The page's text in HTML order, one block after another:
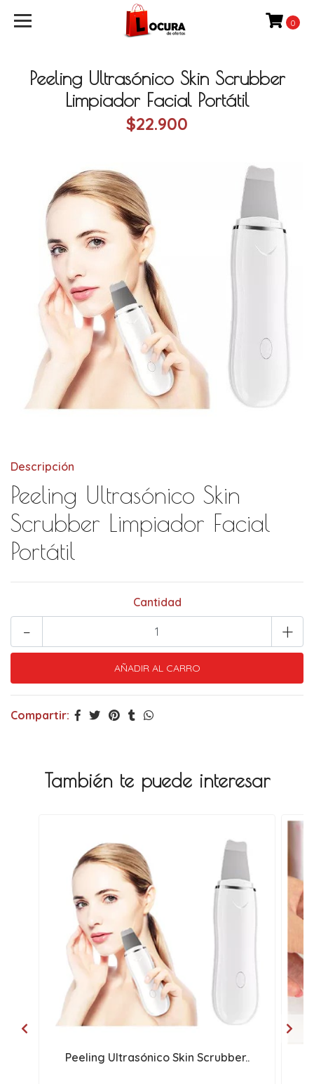
0
Peeling Ultrasónico Skin Scrubber
Limpiador Facial Portátil
$22.900
Descripción
Peeling Ultrasónico Skin
Scrubber Limpiador Facial
Portátil
Cantidad
+
-
Compartir:
También te puede interesar
Peeling Ultrasónico Skin Scrubber..